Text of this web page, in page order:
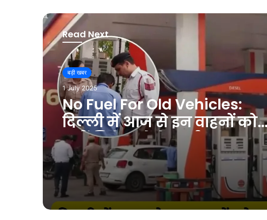
Read Next
बड़ी खबर
1 July 2025
No Fuel For Old Vehicles:
दिल्ली में आज से इन वाहनों को
नहीं मिलेगा पेट्रोल-डीजल, लागू
होने जा रहा है ये नया नियम